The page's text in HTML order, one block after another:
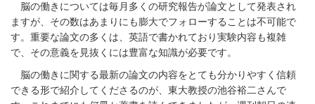
脳の働きについては毎月多くの研究報告が論文として発表され
ますが、その数はあまりにも膨大でフォローすることは不可能で
す。重要な論文の多くは、英語で書かれており実験内容も複雑
で、その意義を見抜くには豊富な知識が必要です。
脳の働きに関する最新の論文の内容をとても分かりやすく信頼
できる形で紹介してくださるのが、東大教授の池谷裕二さんで